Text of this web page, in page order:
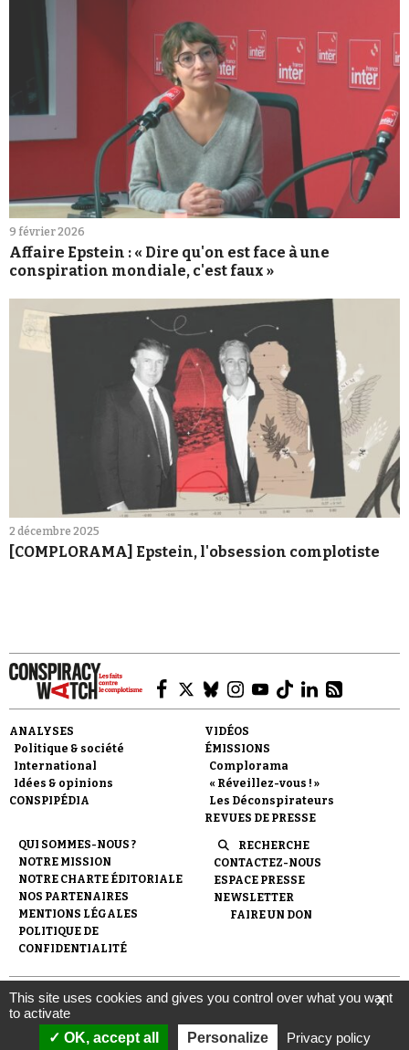
9 février 2026
Affaire Epstein : « Dire qu'on est face à une
conspiration mondiale, c'est faux »
2 décembre 2025
[COMPLORAMA] Epstein, l'obsession complotiste
ANALYSES
Politique & société
International
Idées & opinions
CONSPIPÉDIA
VIDÉOS
ÉMISSIONS
Complorama
« Réveillez-vous ! »
Les Déconspirateurs
REVUES DE PRESSE
QUI SOMMES-NOUS ?
NOTRE MISSION
NOTRE CHARTE ÉDITORIALE
NOS PARTENAIRES
MENTIONS LÉGALES
POLITIQUE DE
CONFIDENTIALITÉ
RECHERCHE
CONTACTEZ-NOUS
ESPACE PRESSE
NEWSLETTER
FAIRE UN DON
© 2007-2026Conspiracy Watch| Une réalisation de
l'Observatoire du conspirationnisme (association loi de 1901) avec
le soutien de la Fondation pour la Mémoire de la Shoah.
X
This site uses cookies and gives you control over what you want
to activate
OK, accept all
Personalize Privacy policy